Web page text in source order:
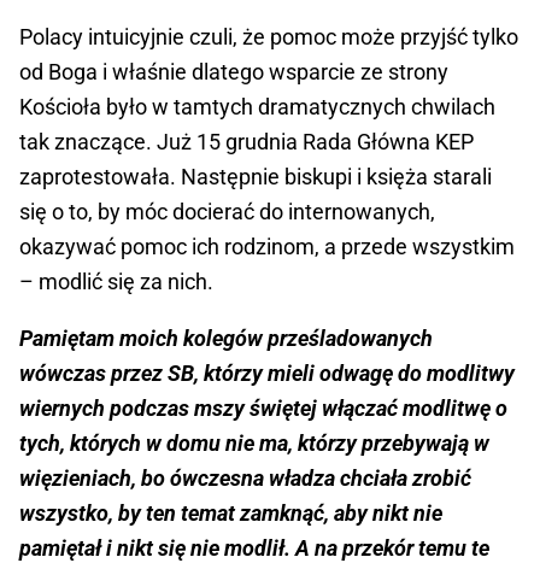
Polacy intuicyjnie czuli, że pomoc może przyjść tylko
od Boga i właśnie dlatego wsparcie ze strony
Kościoła było w tamtych dramatycznych chwilach
tak znaczące. Już 15 grudnia Rada Główna KEP
zaprotestowała. Następnie biskupi i księża starali
się o to, by móc docierać do internowanych,
okazywać pomoc ich rodzinom, a przede wszystkim
– modlić się za nich.
Pamiętam moich kolegów prześladowanych
wówczas przez SB, którzy mieli odwagę do modlitwy
wiernych podczas mszy świętej włączać modlitwę o
tych, których w domu nie ma, którzy przebywają w
więzieniach, bo ówczesna władza chciała zrobić
wszystko, by ten temat zamknąć, aby nikt nie
pamiętał i nikt się nie modlił. A na przekór temu te